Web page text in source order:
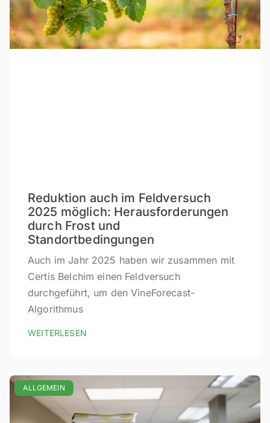
Reduktion auch im Feldversuch
2025 möglich: Herausforderungen
durch Frost und
Standortbedingungen
Auch im Jahr 2025 haben wir zusammen mit
Certis Belchim einen Feldversuch
durchgeführt, um den VineForecast-
Algorithmus
WEITERLESEN
ALLGEMEIN